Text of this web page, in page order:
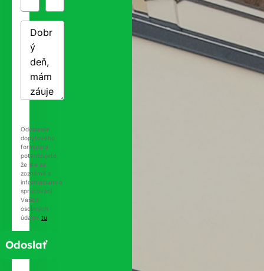
Odoslaním
dopytového
formulára
potvrdzujete,
že ste sa
zoznámili s
informáciami o
spracovaní
Vašich
osobných
údajov tu